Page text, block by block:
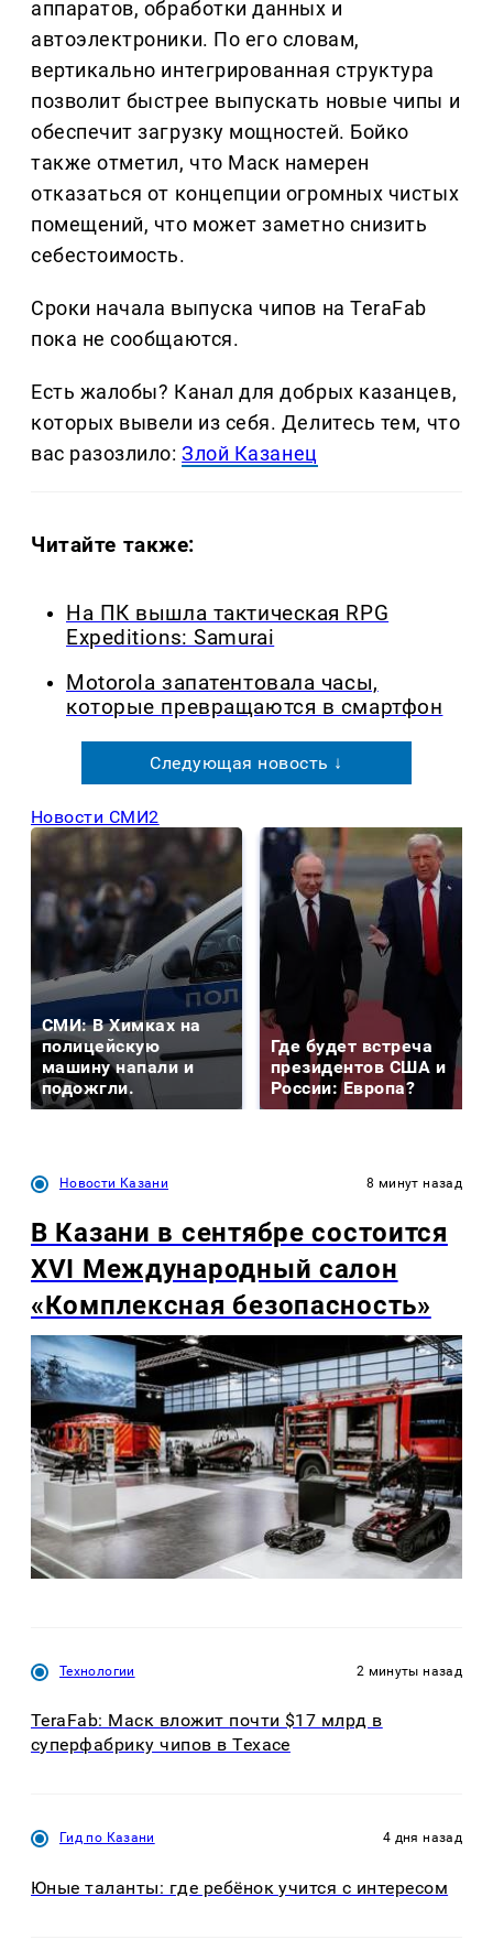
аппаратов, обработки данных и
автоэлектроники. По его словам,
вертикально интегрированная структура
позволит быстрее выпускать новые чипы и
обеспечит загрузку мощностей. Бойко
также отметил, что Маск намерен
отказаться от концепции огромных чистых
помещений, что может заметно снизить
себестоимость.
Сроки начала выпуска чипов на TeraFab
пока не сообщаются.
Есть жалобы? Канал для добрых казанцев,
которых вывели из себя. Делитеcь тем, что
вас разозлило:Злой Казанец
Читайте также:
На ПК вышла тактическая RPG
Expeditions: Samurai
Motorola запатентовала часы,
которые превращаются в смартфон
Следующая новость ↓
Новости СМИ2
СМИ: В Химках на
полицейскую
машину напали и
подожгли.
Где будет встреча
президентов США и
России: Европа?
Новости Казани 8 минут назад
В Казани в сентябре состоится
XVI Международный салон
«Комплексная безопасность»
Технологии 2 минуты назад
TeraFab: Маск вложит почти $17 млрд в
суперфабрику чипов в Техасе
Гид по Казани 4 дня назад
Юные таланты: где ребёнок учится с интересом